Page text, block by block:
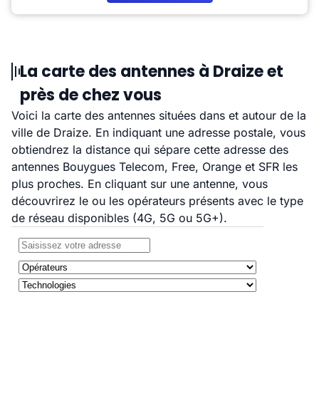
La carte des antennes à Draize et
près de chez vous
Voici la carte des antennes situées dans et autour de la
ville de Draize. En indiquant une adresse postale, vous
obtiendrez la distance qui sépare cette adresse des
antennes Bouygues Telecom, Free, Orange et SFR les
plus proches. En cliquant sur une antenne, vous
découvrirez le ou les opérateurs présents avec le type
de réseau disponibles (4G, 5G ou 5G+).